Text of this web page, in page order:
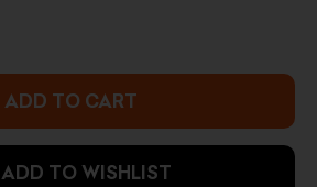
ADD TO CART
ADD TO WISHLIST